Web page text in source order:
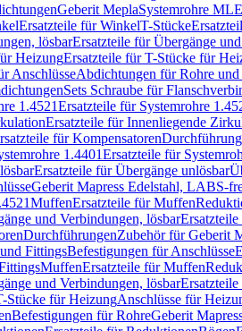
Geberit MeplaSystemrohre ML
Ersatzteile für WinkelT-Stücke
lösbarErsatzteile für Übergänge
HeizungErsatzteile für T-Stücke für
AnschlüsseAbdichtungen für Rohre
Sets Schraube für
1.4521Ersatzteile für Systemrohre
Ersatzteile für Innenliegende
für Kompensatoren
1.4401Ersatzteile für
Ersatzteile für Übergänge unlösbar
Geberit Mapress Edelstahl, LABS-
MuffenErsatzteile für Muffen
und Verbindungen, lösbar
DurchführungenZubehör für Geberit
FittingsBefestigungen für Anschlüsse
MuffenErsatzteile für Muffen
und Verbindungen, lösbar
Stücke für HeizungAnschlüsse für
Befestigungen für RohreGeberit